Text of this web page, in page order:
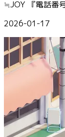
≒JOY 『電話番
2026-01-17